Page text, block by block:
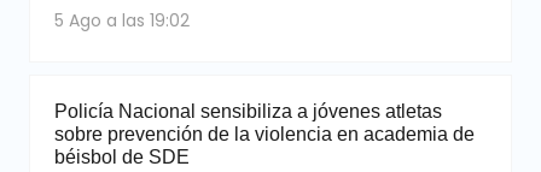
5 Ago a las 19:02
Policía Nacional sensibiliza a jóvenes atletas
sobre prevención de la violencia en academia de
béisbol de SDE